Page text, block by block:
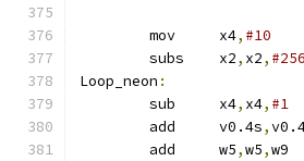
	mov	x4
, #10
	subs	x2
, x2, #256
Loop_neon :
	sub	x4
, x4, #1
	add	v0.4s
,
	add	w5
,w5,w9